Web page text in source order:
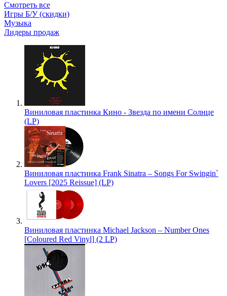
Смотреть все
Игры Б/У (скидки)
Музыка
Лидеры продаж
Виниловая пластинка Кино - Звезда по имени Солнце
(LP)
Виниловая пластинка Frank Sinatra – Songs For Swingin`
Lovers [2025 Reissue] (LP)
Виниловая пластинка Michael Jackson – Number Ones
[Coloured Red Vinyl] (2 LP)